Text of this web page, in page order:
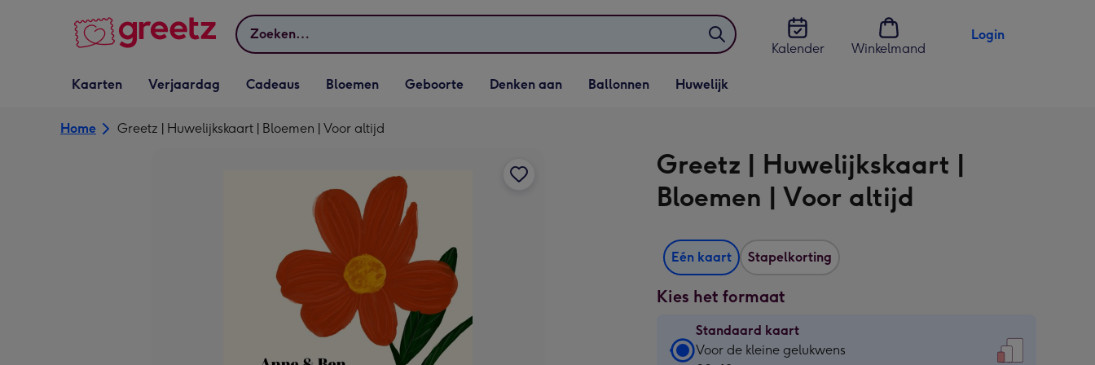
Zoeken
Kalender
Winkelmand
Login
Vervolgkeuzelijst
Kaarten openen
Kaarten
Vervolgkeuzelijst
Verjaardag openen
Verjaardag
Vervolgkeuzelijst
Cadeaus openen
Cadeaus
Vervolgkeuzelijst
Bloemen openen
Bloemen
Vervolgkeuzelijst
Geboorte openen
Geboorte
Vervolgkeuzelijst
Denken aan openen
Denken aan
Vervolgkeuzelijst
Ballonnen openen
Ballonnen
Vervolgkeuzelijst
Huwelijk openen
Huwelijk
Home Greetz | Huwelijkskaart | Bloemen | Voor altijd
Greetz | Huwelijkskaart |
Bloemen | Voor altijd
Eén kaart Stapelkorting
Kies het formaat
Standaard kaart
Standaard
Voor de kleine gelukwens